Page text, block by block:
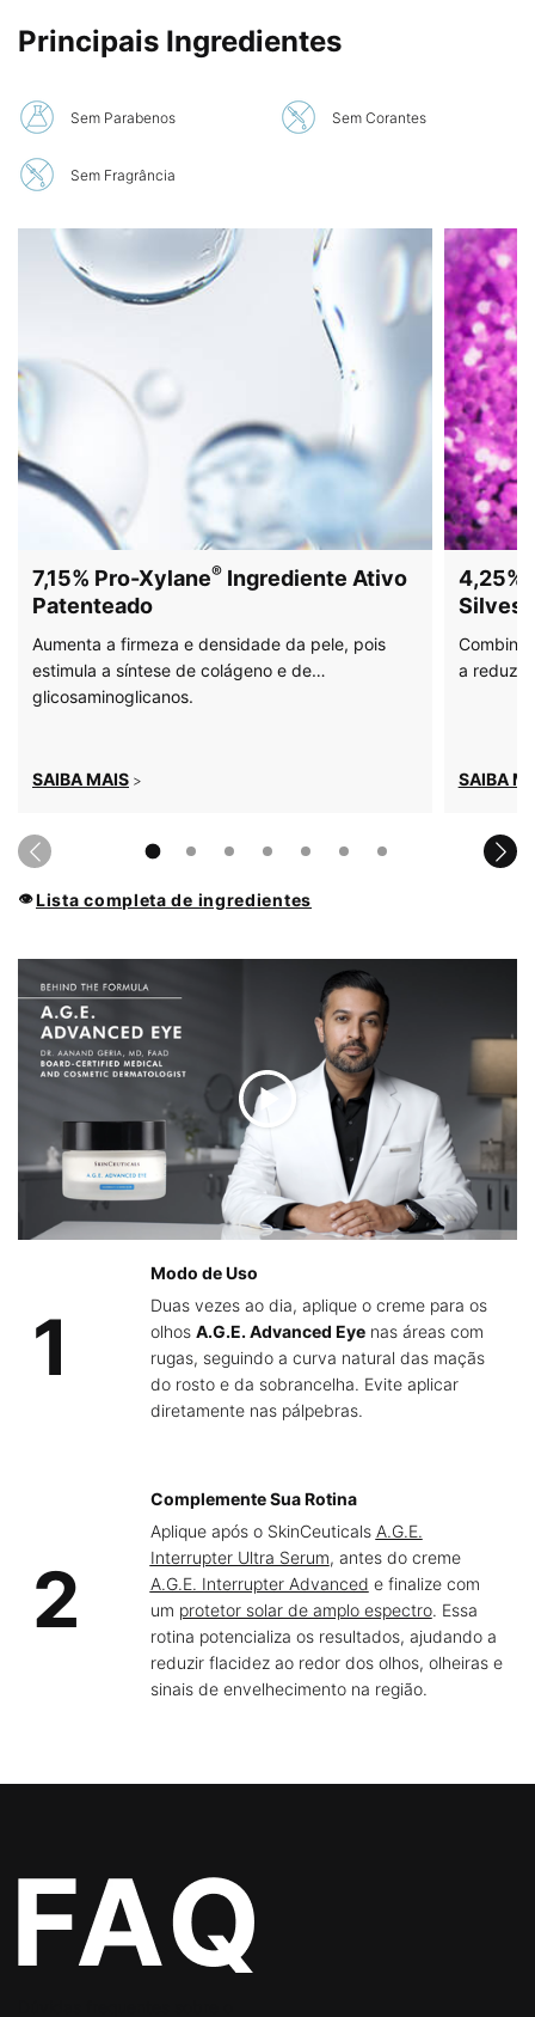
Principais Ingredientes
Sem Parabenos Sem Corantes
Sem Fragrância
7,15% Pro-Xylane® Ingrediente Ativo
Patenteado
Aumenta a firmeza e densidade da pele, pois
estimula a síntese de colágeno e de
glicosaminoglicanos.
SAIBA MAIS >
4,25%
a reduzir
SAIBA
👁Lista completa de ingredientes
1
Modo de Uso
Duas vezes ao dia, aplique o creme para os
olhos A.G.E. Advanced Eyenas áreas com
rugas, seguindo a curva natural das maçãs
do rosto e da sobrancelha. Evite aplicar
diretamente nas pálpebras.
2
Complemente Sua Rotina
Aplique após o SkinCeuticals A.G.E.
Interrupter Ultra Serum, antes do creme
A.G.E. Interrupter Advanced e finalize com
um protetor solar de amplo espectro. Essa
rotina potencializa os resultados, ajudando a
reduzir flacidez ao redor dos olhos, olheiras e
sinais de envelhecimento na região.